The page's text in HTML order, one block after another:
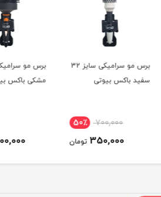
برس مو سرامیکی سایز 32
برس مو سرامیکی سایز 80
مشکی باکس بیوتی
6,500,000